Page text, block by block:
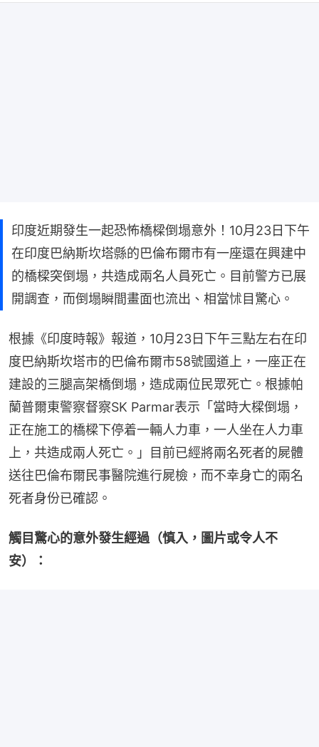
印度近期發生一起恐怖橋樑倒塌意外！10月23日下午
在印度巴納斯坎塔縣的巴倫布爾市有一座還在興建中
的橋樑突倒塌，共造成兩名人員死亡。目前警方已展
開調查，而倒塌瞬間畫面也流出、相當怵目驚心。
根據《印度時報》報道，10月23日下午三點左右在印
度巴納斯坎塔市的巴倫布爾市58號國道上，一座正在
建設的三腿高架橋倒塌，造成兩位民眾死亡。根據帕
蘭普爾東警察督察SK Parmar表示「當時大樑倒塌，
正在施工的橋樑下停着一輛人力車，一人坐在人力車
上，共造成兩人死亡。」目前已經將兩名死者的屍體
送往巴倫布爾民事醫院進行屍檢，而不幸身亡的兩名
死者身份已確認。
觸目驚心的意外發生經過（慎入，圖片或令人不
安）：